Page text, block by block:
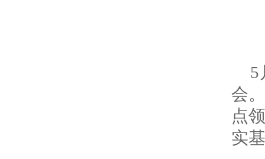
5
会
点
实